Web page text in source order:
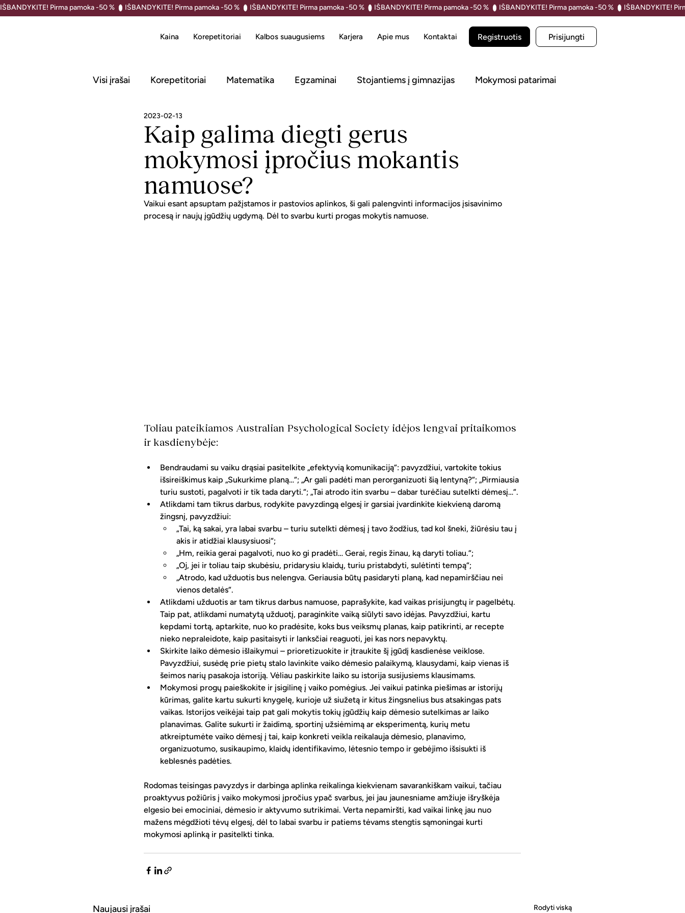
IŠBANDYKITE! Pirma pamoka -50 %
Kaina Korepetitoriai Kalbos suaugusiems Karjera Apie mus Kontaktai Registruotis Prisijungti
Visi įrašai Korepetitoriai Matematika Egzaminai Stojantiems į gimnazijas Mokymosi patarimai
Kaip galima diegti gerus
mokymosi įpročius mokantis
namuose?
2023-02-13
Vaikui esant apsuptam pažįstamos ir pastovios aplinkos, ši gali palengvinti informacijos įsisavinimo
procesą ir naujų įgūdžių ugdymą. Dėl to svarbu kurti progas mokytis namuose.
Toliau pateikiamos Australian Psychological Society idėjos lengvai pritaikomos
ir kasdienybėje:
Bendraudami su vaiku drąsiai pasitelkite „efektyvią komunikaciją“: pavyzdžiui, vartokite tokius
išsireiškimus kaip „Sukurkime planą…“; „Ar gali padėti man perorganizuoti šią lentyną?“; „Pirmiausia
turiu sustoti, pagalvoti ir tik tada daryti.“; „Tai atrodo itin svarbu – dabar turėčiau sutelkti dėmesį…“.
Atlikdami tam tikrus darbus, rodykite pavyzdingą elgesį ir garsiai įvardinkite kiekvieną daromą
žingsnį, pavyzdžiui:
„Tai, ką sakai, yra labai svarbu – turiu sutelkti dėmesį į tavo žodžius, tad kol šneki, žiūrėsiu tau į
akis ir atidžiai klausysiuosi“;
„Hm, reikia gerai pagalvoti, nuo ko gi pradėti… Gerai, regis žinau, ką daryti toliau.“;
„Oj, jei ir toliau taip skubėsiu, pridarysiu klaidų, turiu pristabdyti, sulėtinti tempą“;
„Atrodo, kad užduotis bus nelengva. Geriausia būtų pasidaryti planą, kad nepamirščiau nei
vienos detalės“.
Atlikdami užduotis ar tam tikrus darbus namuose, paprašykite, kad vaikas prisijungtų ir pagelbėtų.
Taip pat, atlikdami numatytą užduotį, paraginkite vaiką siūlyti savo idėjas. Pavyzdžiui, kartu
kepdami tortą, aptarkite, nuo ko pradėsite, koks bus veiksmų planas, kaip patikrinti, ar recepte
nieko nepraleidote, kaip pasitaisyti ir lanksčiai reaguoti, jei kas nors nepavyktų.
Skirkite laiko dėmesio išlaikymui – prioretizuokite ir įtraukite šį įgūdį kasdienėse veiklose.
Pavyzdžiui, susėdę prie pietų stalo lavinkite vaiko dėmesio palaikymą, klausydami, kaip vienas iš
šeimos narių pasakoja istoriją. Vėliau paskirkite laiko su istorija susijusiems klausimams.
Mokymosi progų paieškokite ir įsigilinę į vaiko pomėgius. Jei vaikui patinka piešimas ar istorijų
kūrimas, galite kartu sukurti knygelę, kurioje už siužetą ir kitus žingsnelius bus atsakingas pats
vaikas. Istorijos veikėjai taip pat gali mokytis tokių įgūdžių kaip dėmesio sutelkimas ar laiko
planavimas. Galite sukurti ir žaidimą, sportinį užsiėmimą ar eksperimentą, kurių metu
atkreiptumėte vaiko dėmesį į tai, kaip konkreti veikla reikalauja dėmesio, planavimo,
organizuotumo, susikaupimo, klaidų identifikavimo, lėtesnio tempo ir gebėjimo išsisukti iš
keblesnės padėties.
Rodomas teisingas pavyzdys ir darbinga aplinka reikalinga kiekvienam savarankiškam vaikui, tačiau
proaktyvus požiūris į vaiko mokymosi įpročius ypač svarbus, jei jau jaunesniame amžiuje išryškėja
elgesio bei emociniai, dėmesio ir aktyvumo sutrikimai. Verta nepamiršti, kad vaikai linkę jau nuo
mažens mėgdžioti tėvų elgesį, dėl to labai svarbu ir patiems tėvams stengtis sąmoningai kurti
mokymosi aplinką ir pasitelkti tinka.
Naujausi įrašai Rodyti viską